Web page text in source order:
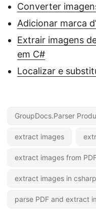
Converter
Adicionar marca
Extrair imagens
em C#
Localizar e
GroupDocs.Parser
extract images
extract images from
extract images in csharp
parse PDF and extract